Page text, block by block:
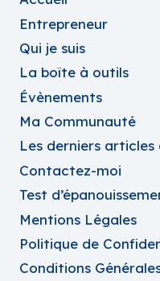
Entrepreneur
Qui je suis
La boîte à outils
Évènements
Ma Communauté
Les derniers articles
Contactez-moi
Test
Mentions Légales
Politique de
Conditions